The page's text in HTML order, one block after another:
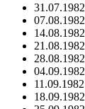
31.07.1982
07.08.1982
14.08.1982
21.08.1982
28.08.1982
04.09.1982
11.09.1982
18.09.1982